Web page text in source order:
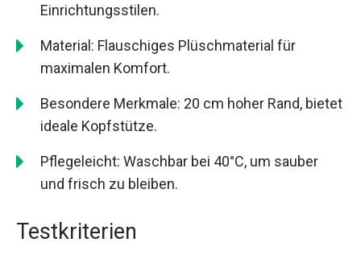
Einrichtungsstilen.
Material: Flauschiges Plüschmaterial für
maximalen Komfort.
Besondere Merkmale: 20 cm hoher Rand, bietet
ideale Kopfstütze.
Pflegeleicht: Waschbar bei 40°C, um sauber
und frisch zu bleiben.
Testkriterien